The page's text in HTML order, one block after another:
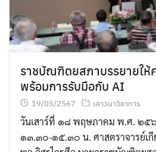
ราชบัณฑิตยสภาบรรยายให้
พร้อมการรับมือกับ AI
19/05/2567 เสาวนาวิชาการ
วันเสาร์ที่ ๑๘ พฤษภาคม พ.ศ. ๒๕๖
๑๓.๓๐-๑๕.๓๐ น. ศาสตราจารย์เ